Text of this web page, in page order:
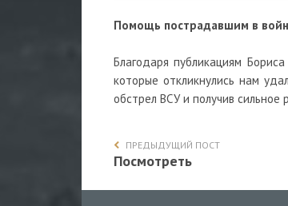
Помощь пострадавшим в
Благодаря публикациям
которые откликнулись нам
обстрел ВСУ и получив сильное
ПРЕДЫДУЩИЙ ПОСТ
Посмотреть